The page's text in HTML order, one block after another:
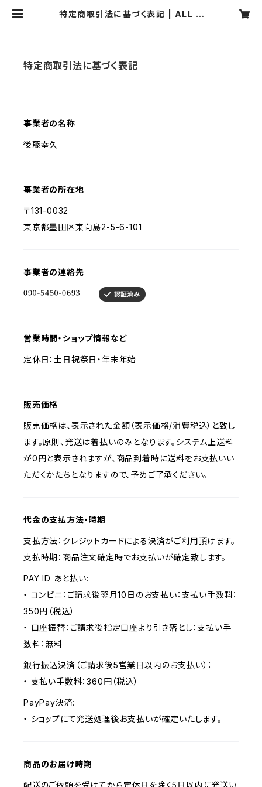
特定商取引法に基づく表記 | ALL G
特定商取引法に基づく表記
事業者の名称
後藤幸久
事業者の所在地
〒131-0032
東京都墨田区東向島2-5-6-101
事業者の連絡先
営業時間・ショップ情報など
定休日：土日祝祭日・年末年始
販売価格
販売価格は、表示された金額（表示価格/消費税込）と致し
ます。原則、発送は着払いのみとなります。システム上送料
が0円と表示されますが、商品到着時に送料をお支払いい
ただくかたちとなりますので、予めご了承ください。
代金の支払方法・時期
支払方法：クレジットカードによる決済がご利用頂けます。
支払時期：商品注文確定時でお支払いが確定致します。
PAY ID あと払い:
・ コンビニ：ご請求後翌月10日のお支払い：支払い手数料：
350円（税込）
・ 口座振替：ご請求後指定口座より引き落とし：支払い手
数料：無料
銀行振込決済（ご請求後5営業日以内のお支払い）：
・ 支払い手数料：360円（税込）
PayPay決済:
・ ショップにて発送処理後お支払いが確定いたします。
商品のお届け時期
配送のご依頼を受けてから定休日を除く5日以内に発送い